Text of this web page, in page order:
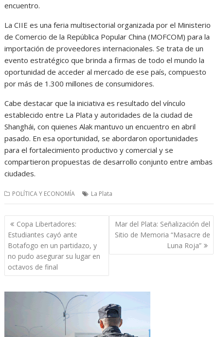
encuentro.
La CIIE es una feria multisectorial organizada por el Ministerio
de Comercio de la República Popular China (MOFCOM) para la
importación de proveedores internacionales. Se trata de un
evento estratégico que brinda a firmas de todo el mundo la
oportunidad de acceder al mercado de ese país, compuesto
por más de 1.300 millones de consumidores.
Cabe destacar que la iniciativa es resultado del vínculo
establecido entre La Plata y autoridades de la ciudad de
Shanghái, con quienes Alak mantuvo un encuentro en abril
pasado. En esa oportunidad, se abordaron oportunidades
para el fortalecimiento productivo y comercial y se
compartieron propuestas de desarrollo conjunto entre ambas
ciudades.
POLÍTICA Y ECONOMÍA La Plata
Navegación
de
entradas
Copa Libertadores:
Estudiantes cayó ante
Botafogo en un partidazo, y
no pudo asegurar su lugar en
octavos de final
Mar del Plata: Señalización del
Sitio de Memoria “Masacre de
Luna Roja”